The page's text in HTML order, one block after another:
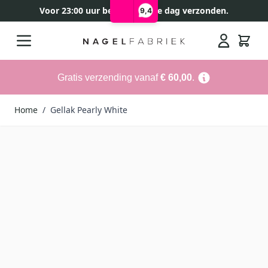
9,4
Voor 23:00 uur besteld, zelfde dag verzonden.
Gratis verzending vanaf€ 60,00.
Home / Gellak Pearly White